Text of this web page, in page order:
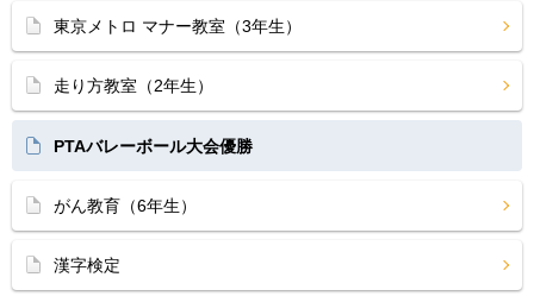
東京メトロ マナー教室（3年生）
走り方教室（2年生）
PTAバレーボール大会優勝
がん教育（6年生）
漢字検定